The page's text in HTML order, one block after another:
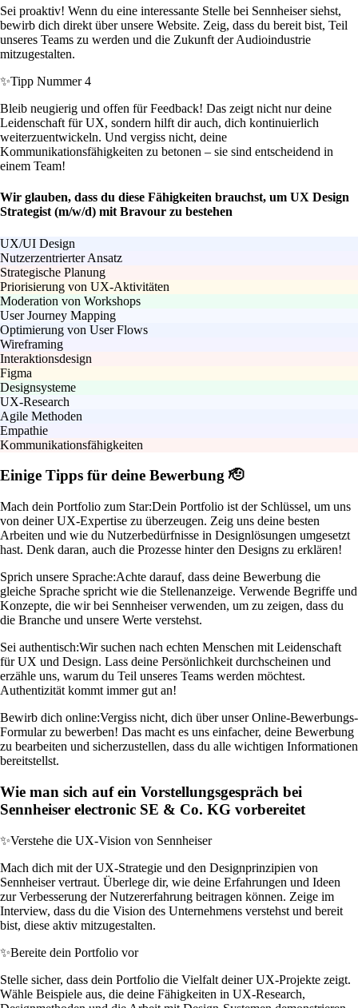
Sei proaktiv! Wenn du eine interessante Stelle bei Sennheiser siehst,
bewirb dich direkt über unsere Website. Zeig, dass du bereit bist, Teil
unseres Teams zu werden und die Zukunft der Audioindustrie
mitzugestalten.
✨Tipp Nummer 4
Bleib neugierig und offen für Feedback! Das zeigt nicht nur deine
Leidenschaft für UX, sondern hilft dir auch, dich kontinuierlich
weiterzuentwickeln. Und vergiss nicht, deine
Kommunikationsfähigkeiten zu betonen – sie sind entscheidend in
einem Team!
Wir glauben, dass du diese Fähigkeiten brauchst, um UX Design
Strategist (m/w/d) mit Bravour zu bestehen
UX/UI Design
Nutzerzentrierter Ansatz
Strategische Planung
Priorisierung von UX-Aktivitäten
Moderation von Workshops
User Journey Mapping
Optimierung von User Flows
Wireframing
Interaktionsdesign
Figma
Designsysteme
UX-Research
Agile Methoden
Empathie
Kommunikationsfähigkeiten
Einige Tipps für deine Bewerbung 🫡
Mach dein Portfolio zum Star:Dein Portfolio ist der Schlüssel, um uns
von deiner UX-Expertise zu überzeugen. Zeig uns deine besten
Arbeiten und wie du Nutzerbedürfnisse in Designlösungen umgesetzt
hast. Denk daran, auch die Prozesse hinter den Designs zu erklären!
Sprich unsere Sprache:Achte darauf, dass deine Bewerbung die
gleiche Sprache spricht wie die Stellenanzeige. Verwende Begriffe und
Konzepte, die wir bei Sennheiser verwenden, um zu zeigen, dass du
die Branche und unsere Werte verstehst.
Sei authentisch:Wir suchen nach echten Menschen mit Leidenschaft
für UX und Design. Lass deine Persönlichkeit durchscheinen und
erzähle uns, warum du Teil unseres Teams werden möchtest.
Authentizität kommt immer gut an!
Bewirb dich online:Vergiss nicht, dich über unser Online-Bewerbungs-
Formular zu bewerben! Das macht es uns einfacher, deine Bewerbung
zu bearbeiten und sicherzustellen, dass du alle wichtigen Informationen
bereitstellst.
Wie man sich auf ein Vorstellungsgespräch bei
Sennheiser electronic SE & Co. KG vorbereitet
✨Verstehe die UX-Vision von Sennheiser
Mach dich mit der UX-Strategie und den Designprinzipien von
Sennheiser vertraut. Überlege dir, wie deine Erfahrungen und Ideen
zur Verbesserung der Nutzererfahrung beitragen können. Zeige im
Interview, dass du die Vision des Unternehmens verstehst und bereit
bist, diese aktiv mitzugestalten.
✨Bereite dein Portfolio vor
Stelle sicher, dass dein Portfolio die Vielfalt deiner UX-Projekte zeigt.
Wähle Beispiele aus, die deine Fähigkeiten in UX-Research,